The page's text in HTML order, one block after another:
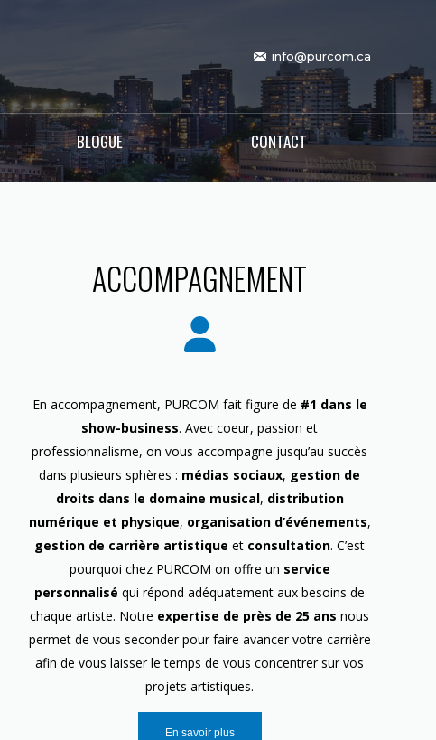
info@purcom.ca
BLOGUE CONTACT
ACCOMPAGNEMENT
En accompagnement, PURCOM fait figure de #1 dans le
show-business. Avec coeur, passion et
professionnalisme, on vous accompagne jusqu’au succès
dans plusieurs sphères : médias sociaux, gestion de
droits dans le domaine musical, distribution
numérique et physique, organisation d’événements,
gestion de carrière artistique et consultation. C’est
pourquoi chez PURCOM on offre un service
personnalisé qui répond adéquatement aux besoins de
chaque artiste. Notre expertise de près de 25 ans nous
permet de vous seconder pour faire avancer votre carrière
afin de vous laisser le temps de vous concentrer sur vos
projets artistiques.
En savoir plus